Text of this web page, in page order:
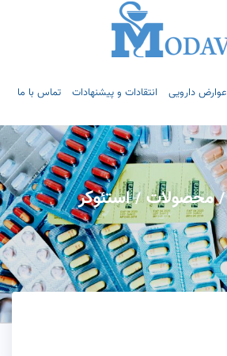
عوارض دارویی انتقادات و پیشنهادات تماس با ما
/ محصولات / استئوکر